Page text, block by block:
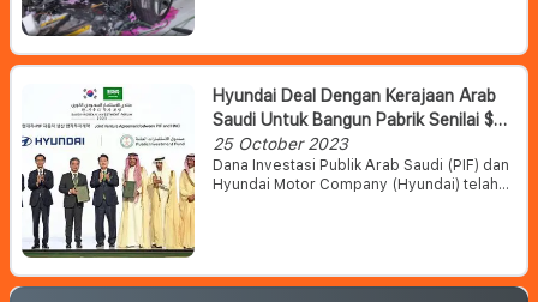
dalam pengujian oleh Europe NCAP.
Hyundai Deal Dengan Kerajaan Arab
Saudi Untuk Bangun Pabrik Senilai $
500 Juta
25 October 2023
Dana Investasi Publik Arab Saudi (PIF) dan
Hyundai Motor Company (Hyundai) telah